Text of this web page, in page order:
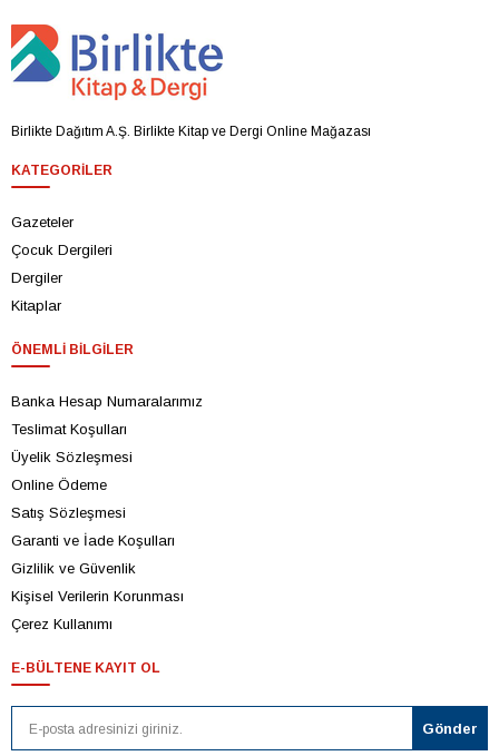
Birlikte Dağıtım A.Ş. Birlikte Kitap ve Dergi Online Mağazası
KATEGORILER
Gazeteler
Çocuk Dergileri
Dergiler
Kitaplar
ÖNEMLI BILGILER
Banka Hesap Numaralarımız
Teslimat Koşulları
Üyelik Sözleşmesi
Online Ödeme
Satış Sözleşmesi
Garanti ve İade Koşulları
Gizlilik ve Güvenlik
Kişisel Verilerin Korunması
Çerez Kullanımı
E-BÜLTENE KAYIT OL